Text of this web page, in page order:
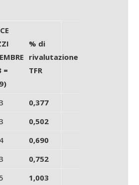
=
% di
rivalutazione
TFR
0,377
0,502
0,690
0,752
1,003